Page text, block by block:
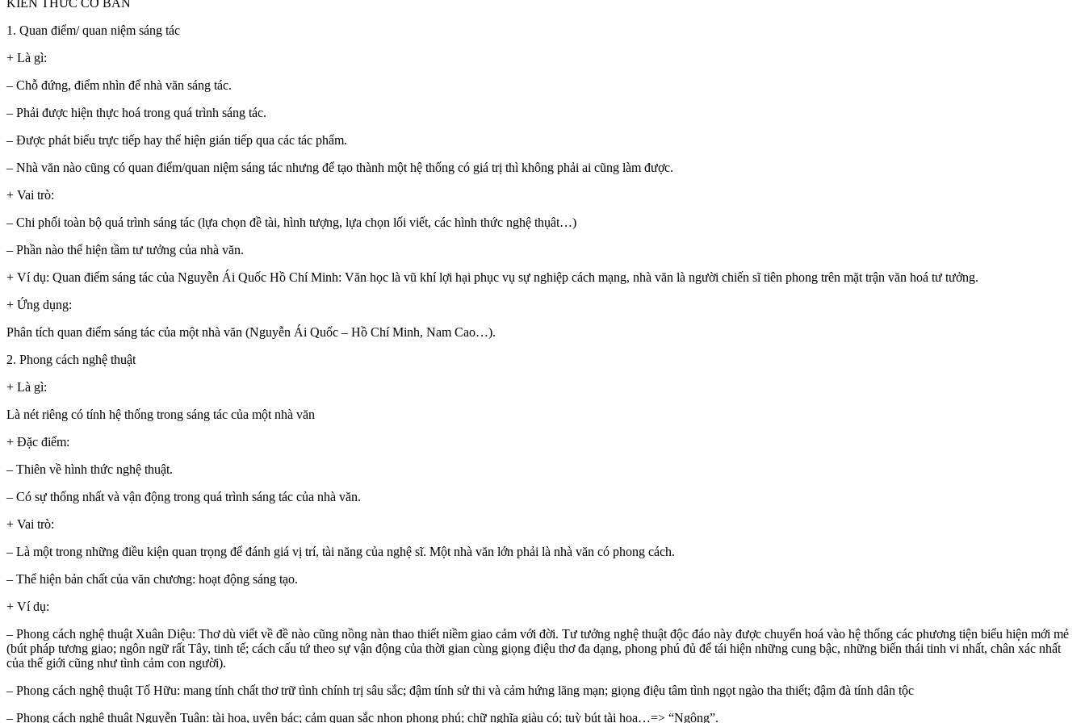
1. Quan điểm/ quan niệm sáng tác
+ Là gì:
– Chỗ đứng, điểm nhìn để nhà văn sáng tác.
– Phải được hiện thực hoá trong quá trình sáng tác.
– Được phát biểu trực tiếp hay thể hiện gián tiếp qua các tác phẩm.
– Nhà văn nào cũng có quan điểm/quan niệm sáng tác nhưng để tạo thành một hệ thống có giá trị thì không phải ai cũng làm được.
+ Vai trò:
– Chi phối toàn bộ quá trình sáng tác (lựa chọn đề tài, hình tượng, lựa chọn lối viết, các hình thức nghệ thụât…)
– Phần nào thể hiện tầm tư tưởng của nhà văn.
+ Ví dụ: Quan điểm sáng tác của Nguyễn Ái Quốc Hồ Chí Minh: Văn học là vũ khí lợi hại phục vụ sự nghiệp cách mạng, nhà văn là người chiến sĩ tiên phong trên mặt trận văn hoá tư tưởng.
+ Ứng dụng:
Phân tích quan điểm sáng tác của một nhà văn (Nguyễn Ái Quốc – Hồ Chí Minh, Nam Cao…).
2. Phong cách nghệ thuật
+ Là gì:
Là nét riêng có tính hệ thống trong sáng tác của một nhà văn
+ Đặc điểm:
– Thiên về hình thức nghệ thuật.
– Có sự thống nhất và vận động trong quá trình sáng tác của nhà văn.
+ Vai trò:
– Là một trong những điều kiện quan trọng để đánh giá vị trí, tài năng của nghệ sĩ. Một nhà văn lớn phải là nhà văn có phong cách.
– Thể hiện bản chất của văn chương: hoạt động sáng tạo.
+ Ví dụ:
– Phong cách nghệ thuật Xuân Diệu: Thơ dù viết về đề nào cũng nồng nàn thao thiết niềm giao cảm với đời. Tư tưởng nghệ thuật độc đáo này được chuyển hoá vào hệ thống các phương tiện biểu hiện mới mẻ
(bút pháp tương giao; ngôn ngữ rất Tây, tinh tế; cách cấu tứ theo sự vận động của thời gian cùng giọng điệu thơ đa dạng, phong phú đủ để tái hiện những cung bậc, những biến thái tinh vi nhất, chân xác nhất
của thế giới cũng như tình cảm con người).
– Phong cách nghệ thuật Tố Hữu: mang tính chất thơ trữ tình chính trị sâu sắc; đậm tính sử thi và cảm hứng lãng mạn; giọng điệu tâm tình ngọt ngào tha thiết; đậm đà tính dân tộc
– Phong cách nghệ thuật Nguyễn Tuân: tài hoa, uyên bác; cảm quan sắc nhọn phong phú; chữ nghĩa giàu có; tuỳ bút tài hoa…=> “Ngông”.